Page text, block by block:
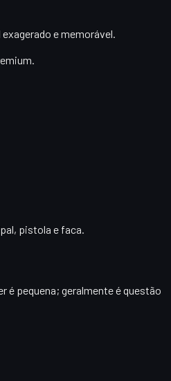
e memorável.
pistola e faca.
é pequena; geralmente é questão